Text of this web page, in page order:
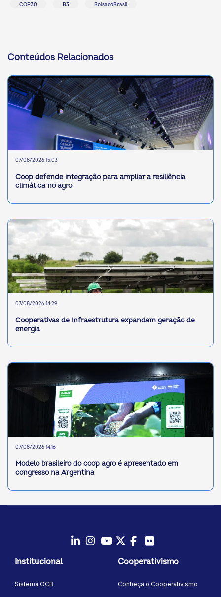
COP30 B3 BolsadoBrasil
Conteúdos Relacionados
07/08/2026 15:03
Coop defende integração para ampliar a resiliência
climática no agro
07/08/2026 14:29
Cooperativas de Infraestrutura expandem geração de
energia
07/08/2026 14:16
Modelo brasileiro do coop agro é apresentado em
congresso na Argentina
Institucional
Sistema OCB
Cooperativismo
Conheça o Cooperativismo